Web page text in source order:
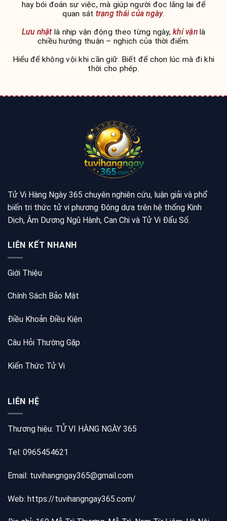
hay bói đoán sự việc, mà giúp người đọc lắng lại để
quan sát trạng thái của ngày.
Lưu nhậtlà nhịp vận động theo từng ngày, khí vậnlà
chiều hướng thuận – nghịch của thời điểm.
Hiểu để không vội khi cần giữ. Biết để chọn lúc mà đi khi
thời cho phép.
Tử Vi Hàng Ngày 365 chuyên nghiên cứu, luận giải và phổ
biến tri thức tử vi phương Đông dựa trên hệ thống Kinh
Dịch, Âm Dương Ngũ Hành, Can Chi và Tử Vi Đẩu Số.
LIÊN KẾT NHANH
Giới Thiệu
Chính Sách Bảo Mật
Điều Khoản Điều Kiện
Câu Hỏi Thường Gặp
Kiến Thức Tử Vi
LIÊN HỆ
Thương hiệu: TỬ VI HÀNG NGÀY 365
Tel: 0965454621
Email: tuvihangngay365@gmail.com
Web: https://tuvihangngay365.com/